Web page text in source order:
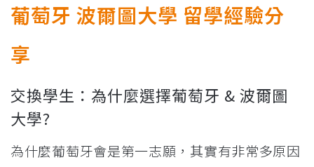
葡萄牙 波爾圖大學 留學經驗分
享
交換學生：為什麼選擇葡萄牙 & 波爾圖
大學?
為什麼葡萄牙會是第一志願，其實有非常多原因